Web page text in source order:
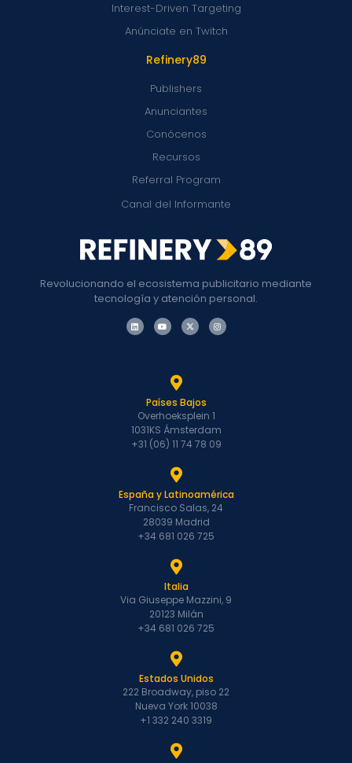
Revolucionando el ecosistema publicitario mediante
tecnología y atención personal.
Refinery89
Publishers
Anunciantes
Conócenos
Recursos
Referral Program
Canal del Informante
Interest-Driven Targeting
Anúnciate en Twitch
Países Bajos
Overhoeksplein 1
1031KS Ámsterdam
+31 (06) 11 74 78 09
España y Latinoamérica
Francisco Salas, 24
28039 Madrid
+34 681 026 725
Italia
Via Giuseppe Mazzini, 9
20123 Milán
+34 681 026 725
Estados Unidos
222 Broadway, piso 22
Nueva York 10038
+1 332 240 3319